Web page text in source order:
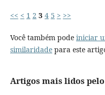
<< < 1 2 3 4 5 > >>
Você também pode iniciar
similaridadepara este
Artigos mais lidos